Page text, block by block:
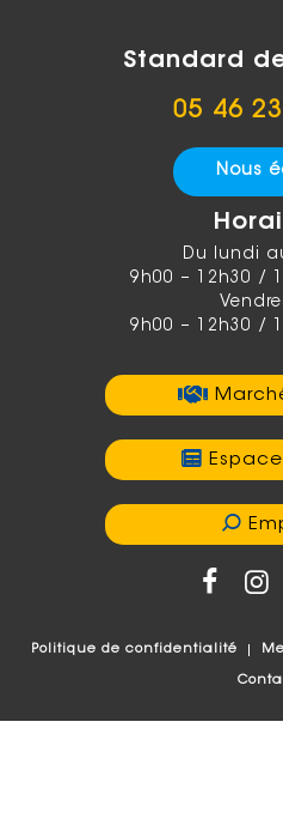
Standard
05 46
Nous
Du lundi
9h00 – 12h30 /
9h00 – 12h30 /
Politique de confidentialité